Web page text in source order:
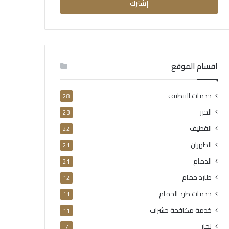
اقسام الموقع
خدمات التنظيف 28
الخبر 23
القطيف 22
الظهران 21
الدمام 21
طارد حمام 12
خدمات طرد الحمام 11
خدمة مكافحة حشرات 11